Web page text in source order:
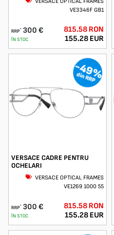
VE3346F GB1
RRP* 300 €
ÎN STOC
815.58 RON
155.28 EUR
-49%
din RRP
VERSACE CADRE PENTRU
OCHELARI
VERSACE OPTICAL FRAMES
VE1269 1000 55
RRP* 300 €
ÎN STOC
815.58 RON
155.28 EUR